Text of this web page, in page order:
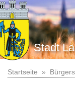
Stadt
Startseite